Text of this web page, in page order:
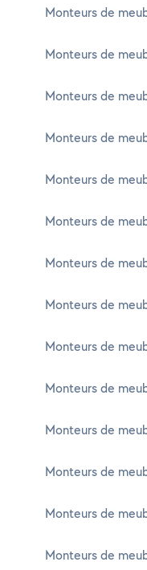
Monteurs de
Monteurs de
Monteurs de
Monteurs de
Monteurs de
Monteurs de
Monteurs de
Monteurs de
Monteurs de
Monteurs de
Monteurs de
Monteurs de
Monteurs de
Monteurs de